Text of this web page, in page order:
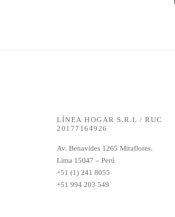
LÍNEA HOGAR S.R.L / RUC
20177164926
Av. Benavides 1265 Miraflores.
Lima 15047 – Perú
+51 (1) 241 8055
+51 994 203 549